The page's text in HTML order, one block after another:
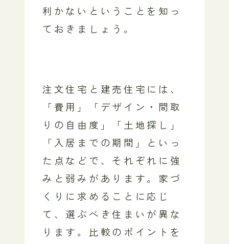
利かないということを知っ
ておきましょう。
注文住宅と建売住宅には、
「費用」「デザイン・間取
りの自由度」「土地探し」
「入居までの期間」といっ
た点などで、それぞれに強
みと弱みがあります。家づ
くりに求めることに応じ
て、選ぶべき住まいが異な
ります。比較のポイントを